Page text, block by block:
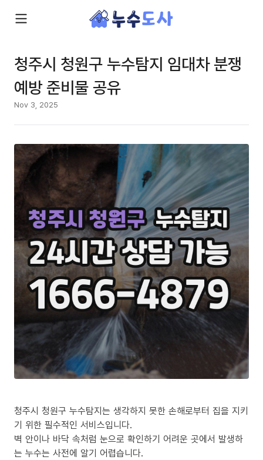
청주시 청원구 누수탐지 임대차 분쟁
예방 준비물 공유
Nov 3, 2025
청주시 청원구 누수탐지는 생각하지 못한 손해로부터 집을 지키
기 위한 필수적인 서비스입니다.
벽 안이나 바닥 속처럼 눈으로 확인하기 어려운 곳에서 발생하
는 누수는 사전에 알기 어렵습니다.